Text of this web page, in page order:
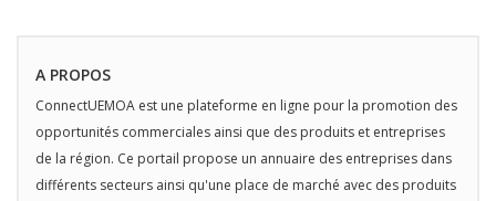
A PROPOS
ConnectUEMOA est une plateforme en ligne pour la promotion des
opportunités commerciales ainsi que des produits et entreprises
de la région. Ce portail propose un annuaire des entreprises dans
différents secteurs ainsi qu'une place de marché avec des produits